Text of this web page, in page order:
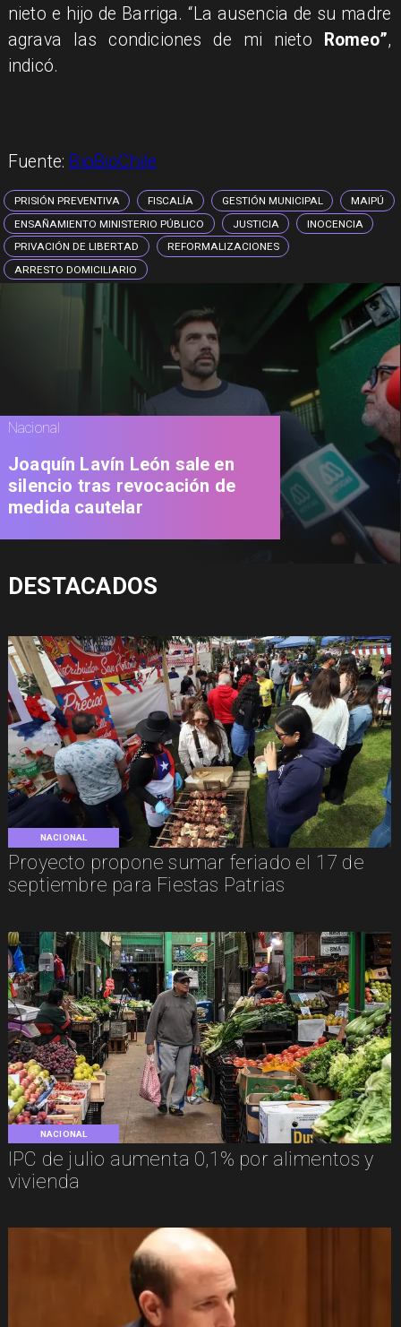
nieto e hijo de Barriga. “La ausencia de su madre
agrava las condiciones de mi nieto Romeo”,
indicó.
Fuente: BioBioChile
PRISIÓN PREVENTIVA FISCALÍA GESTIÓN MUNICIPAL
MAIPÚ
ENSAÑAMIENTO MINISTERIO PÚBLICO
JUSTICIA
INOCENCIA
PRIVACIÓN DE LIBERTAD
REFORMALIZACIONES
ARRESTO DOMICILIARIO
NACIONAL
Proyecto propone sumar feriado el 17 de
septiembre para Fiestas Patrias
NACIONAL
IPC de julio aumenta 0,1% por alimentos y
vivienda
Nacional
Joaquín Lavín León sale en
silencio tras revocación de
medida cautelar
DESTACADOS